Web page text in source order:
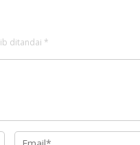
ditandai *